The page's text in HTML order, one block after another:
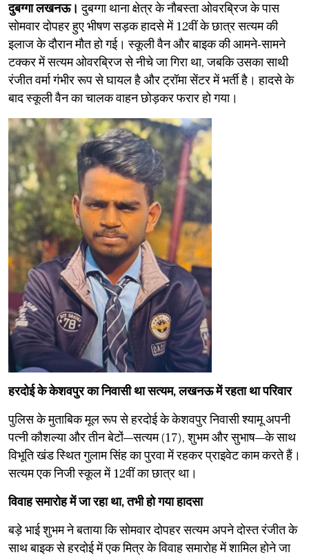
दुबग्गा लखनऊ। दुबग्गा थाना क्षेत्र के नौबस्ता ओवरब्रिज के पास
सोमवार दोपहर हुए भीषण सड़क हादसे में 12वीं के छात्र सत्यम की
इलाज के दौरान मौत हो गई। स्कूली वैन और बाइक की आमने-सामने
टक्कर में सत्यम ओवरब्रिज से नीचे जा गिरा था, जबकि उसका साथी
रंजीत वर्मा गंभीर रूप से घायल है और ट्रॉमा सेंटर में भर्ती है। हादसे के
बाद स्कूली वैन का चालक वाहन छोड़कर फरार हो गया।
हरदोई के केशवपुर का निवासी था सत्यम, लखनऊ में रहता था परिवार
पुलिस के मुताबिक मूल रूप से हरदोई के केशवपुर निवासी श्यामू अपनी
पत्नी कौशल्या और तीन बेटों—सत्यम (17), शुभम और सुभाष—के साथ
विभूति खंड स्थित गुलाम सिंह का पुरवा में रहकर प्राइवेट काम करते हैं।
सत्यम एक निजी स्कूल में 12वीं का छात्र था।
विवाह समारोह में जा रहा था, तभी हो गया हादसा
बड़े भाई शुभम ने बताया कि सोमवार दोपहर सत्यम अपने दोस्त रंजीत के
साथ बाइक से हरदोई में एक मित्र के विवाह समारोह में शामिल होने जा